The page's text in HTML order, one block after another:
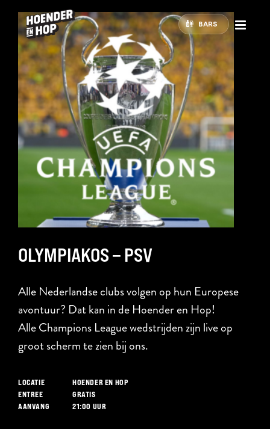
BARS
OLYMPIAKOS – PSV
Alle Nederlandse clubs volgen op hun Europese
avontuur? Dat kan in de Hoender en Hop!
Alle Champions League wedstrijden zijn live op
groot scherm te zien bij ons.
LOCATIE
HOENDER EN HOP
ENTREE
GRATIS
AANVANG
21:00 UUR